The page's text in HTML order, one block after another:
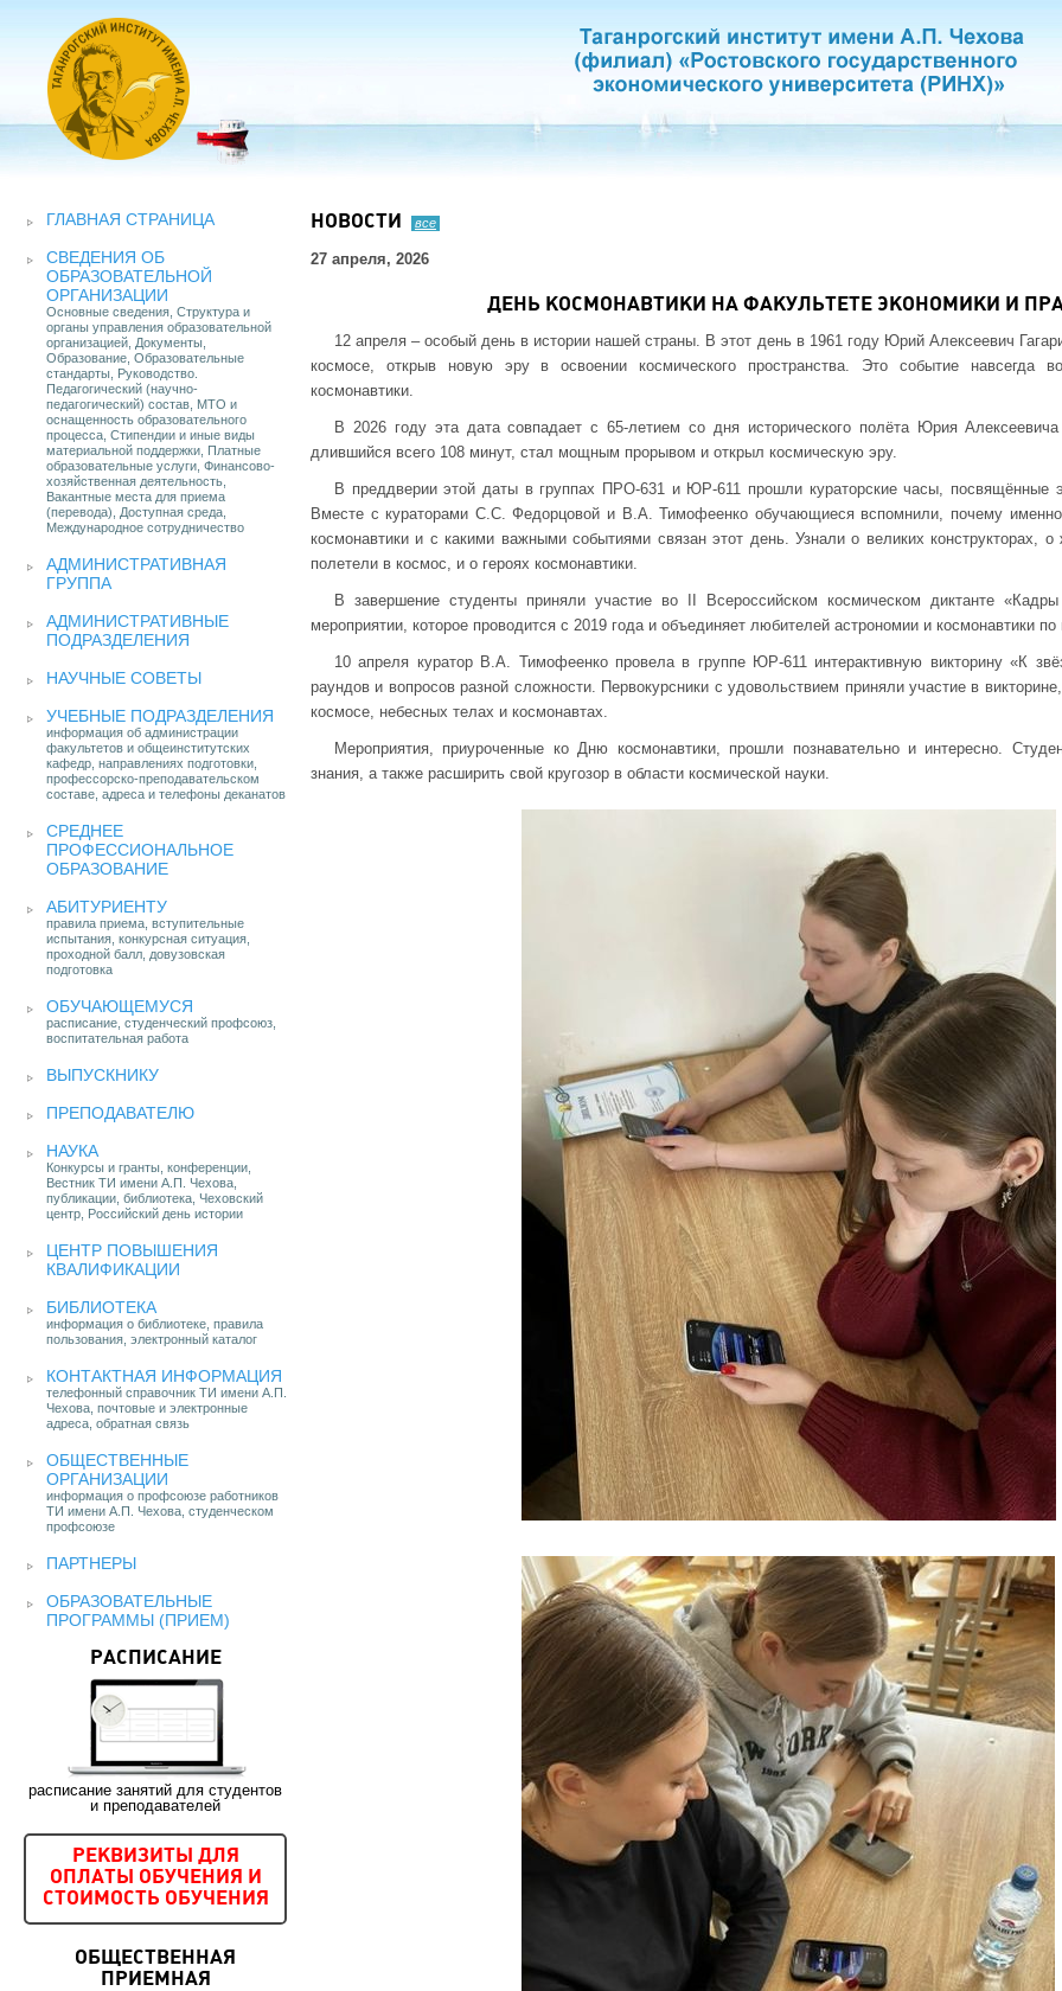
ГЛАВНАЯ СТРАНИЦА
СВЕДЕНИЯ ОБ
ОБРАЗОВАТЕЛЬНОЙ
ОРГАНИЗАЦИИ
Основные сведения, Структура и
органы управления образовательной
организацией, Документы,
Образование, Образовательные
стандарты, Руководство.
Педагогический (научно-
педагогический) состав, МТО и
оснащенность образовательного
процесса, Стипендии и иные виды
материальной поддержки, Платные
образовательные услуги, Финансово-
хозяйственная деятельность,
Вакантные места для приема
(перевода), Доступная среда,
Международное сотрудничество
АДМИНИСТРАТИВНАЯ
ГРУППА
АДМИНИСТРАТИВНЫЕ
ПОДРАЗДЕЛЕНИЯ
НАУЧНЫЕ СОВЕТЫ
УЧЕБНЫЕ ПОДРАЗДЕЛЕНИЯ
информация об администрации
факультетов и общеинститутских
кафедр, направлениях подготовки,
профессорско-преподавательском
составе, адреса и телефоны деканатов
СРЕДНЕЕ
ПРОФЕССИОНАЛЬНОЕ
ОБРАЗОВАНИЕ
АБИТУРИЕНТУ
правила приема, вступительные
испытания, конкурсная ситуация,
проходной балл, довузовская
подготовка
ОБУЧАЮЩЕМУСЯ
расписание, студенческий профсоюз,
воспитательная работа
ВЫПУСКНИКУ
ПРЕПОДАВАТЕЛЮ
НАУКА
Конкурсы и гранты, конференции,
Вестник ТИ имени А.П. Чехова,
публикации, библиотека, Чеховский
центр, Российский день истории
ЦЕНТР ПОВЫШЕНИЯ
КВАЛИФИКАЦИИ
БИБЛИОТЕКА
информация о библиотеке, правила
пользования, электронный каталог
КОНТАКТНАЯ ИНФОРМАЦИЯ
телефонный справочник ТИ имени А.П.
Чехова, почтовые и электронные
адреса, обратная связь
ОБЩЕСТВЕННЫЕ
ОРГАНИЗАЦИИ
информация о профсоюзе работников
ТИ имени А.П. Чехова, студенческом
профсоюзе
ПАРТНЕРЫ
ОБРАЗОВАТЕЛЬНЫЕ
ПРОГРАММЫ (ПРИЕМ)
РАСПИСАНИЕ
расписание занятий для студентов
и преподавателей
РЕКВИЗИТЫ ДЛЯ
ОПЛАТЫ ОБУЧЕНИЯ И
СТОИМОСТЬ ОБУЧЕНИЯ
ОБЩЕСТВЕННАЯ
ПРИЕМНАЯ
НОВОСТИ все
27 апреля, 2026
ДЕНЬ КОСМОНАВТИКИ НА ФАКУЛЬТЕТЕ ЭКОНОМИКИ И
12 апреля – особый день в истории нашей страны. В этот день в 1961 году Юрий Алексеевич
космосе, открыв новую эру в освоении космического пространства. Это событие навсегда
космонавтики.
В 2026 году эта дата совпадает с 65-летием со дня исторического полёта Юрия
длившийся всего 108 минут, стал мощным прорывом и открыл космическую эру.
В преддверии этой даты в группах ПРО-631 и ЮР-611 прошли кураторские часы, посвящённые
Вместе с кураторами С.С. Федорцовой и В.А. Тимофеенко обучающиеся вспомнили, почему
космонавтики и с какими важными событиями связан этот день. Узнали о великих конструкторах,
полетели в космос, и о героях космонавтики.
В завершение студенты приняли участие во II Всероссийском космическом диктанте
мероприятии, которое проводится с 2019 года и объединяет любителей астрономии и космонавтики по
10 апреля куратор В.А. Тимофеенко провела в группе ЮР-611 интерактивную викторину «К
раундов и вопросов разной сложности. Первокурсники с удовольствием приняли участие в
космосе, небесных телах и космонавтах.
Мероприятия, приуроченные ко Дню космонавтики, прошли познавательно и интересно.
знания, а также расширить свой кругозор в области космической науки.